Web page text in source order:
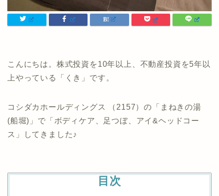
こんにちは。株式投資を10年以上、不動産投資を5年以
上やっている「くき」です。
コシダカホールディングス （2157）の「まねきの湯
(船堀)」で「ボディケア、足つぼ、アイ&ヘッドコー
ス」してきました♪
目次